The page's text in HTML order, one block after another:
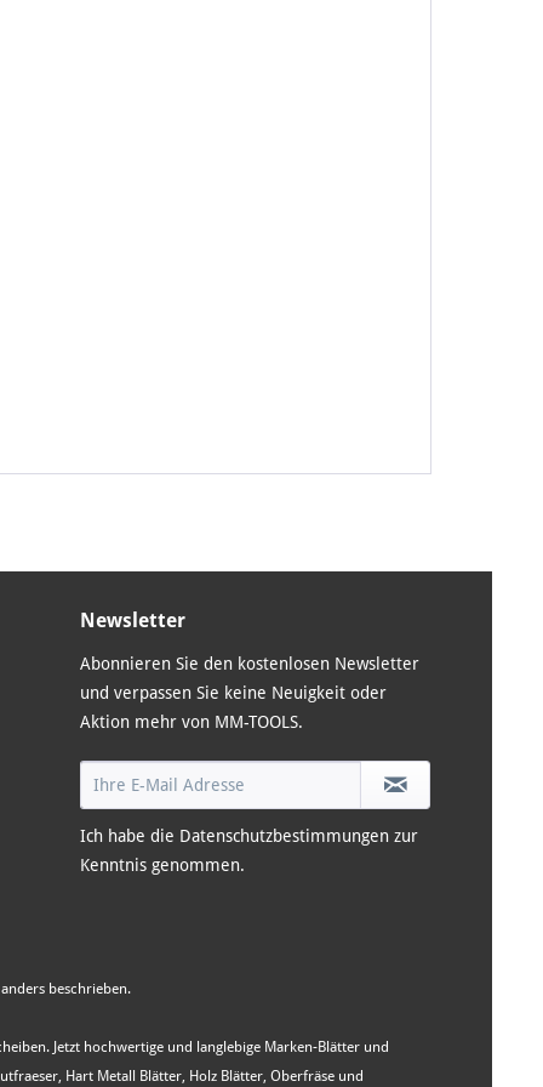
Newsletter
Abonnieren Sie den kostenlosen Newsletter
und verpassen Sie keine Neuigkeit oder
Aktion mehr von MM-TOOLS.
Ich habe die Datenschutzbestimmungen zur
Kenntnis genommen.
beschrieben.
Jetzt hochwertige und langlebige Marken-Blätter und
Hart Metall Blätter, Holz Blätter, Oberfräse und